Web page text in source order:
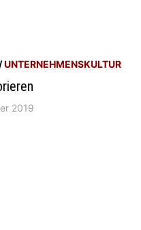
/UNTERNEHMENSKULTUR
2019